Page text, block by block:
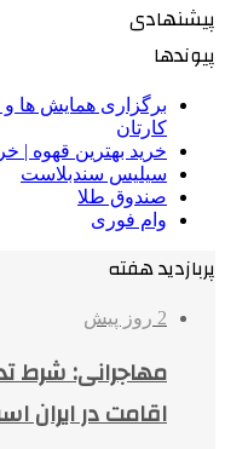
پیشنهادی
پیوندها
برگزاری همایش ها و
کارتان
خرید بهترین قهوه |
سیلیس سندبلاست
صندوق طلا
وام فوری
پربازدید هفته
2 روز پیش
مهاجرانی: شرط
اقامت در ایران